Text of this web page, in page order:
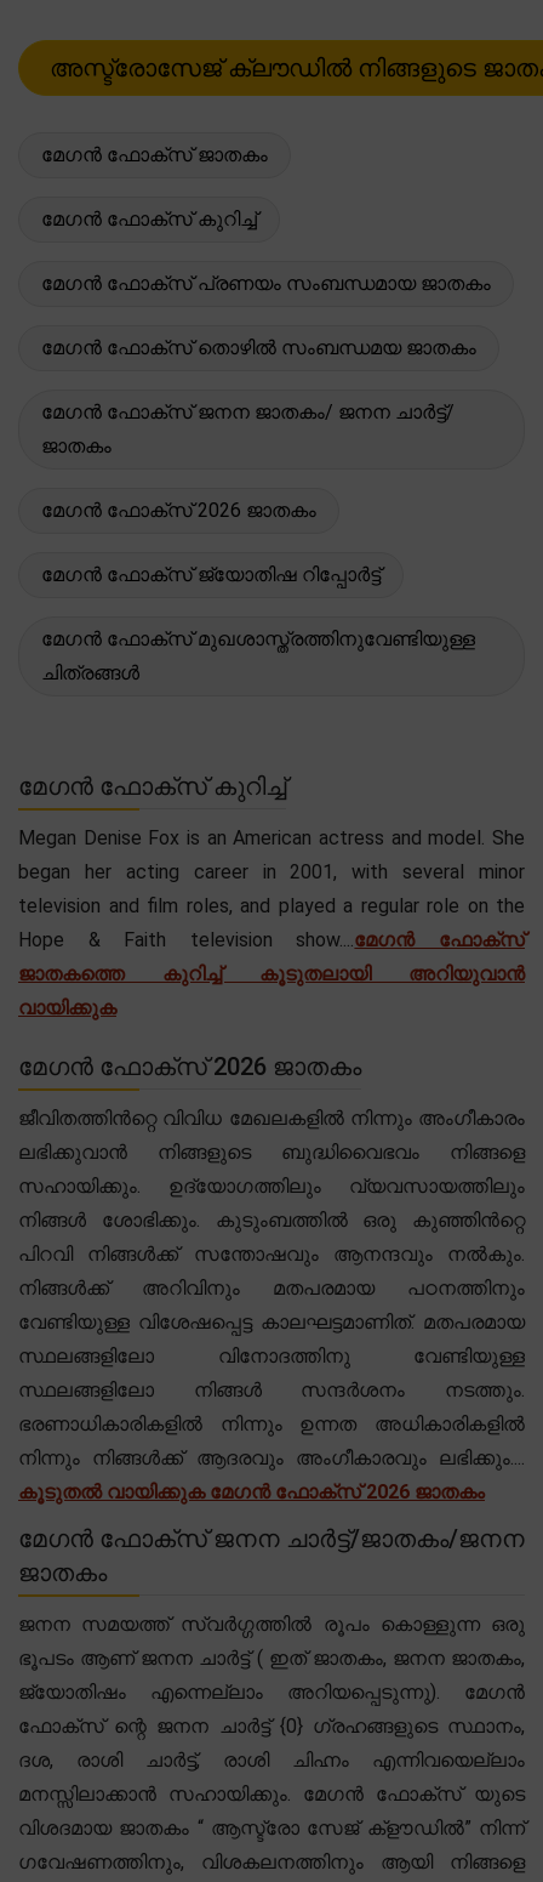
മേഗൻ ഫോക്സ് ജാതകം
മേഗൻ ഫോക്സ് കുറിച്ച്
മേഗൻ ഫോക്സ് പ്രണയം സംബന്ധമായ ജാതകം
മേഗൻ ഫോക്സ് തൊഴിൽ സംബന്ധമയ ജാതകം
മേഗൻ ഫോക്സ് ജനന ജാതകം/ ജനന ചാർട്ട്/
ജാതകം
മേഗൻ ഫോക്സ് 2026 ജാതകം
മേഗൻ ഫോക്സ് ജ്യോതിഷ റിപ്പോർട്ട്
മേഗൻ ഫോക്സ് മുഖശാസ്ത്രത്തിനുവേണ്ടിയുള്ള
ചിത്രങ്ങൾ
മേഗൻ ഫോക്സ് കുറിച്ച്
Megan Denise Fox is an American actress and model. She
began her acting career in 2001, with several minor
television and film roles, and played a regular role on the
Hope & Faith television show....മേഗൻ ഫോക്സ്
ജാതകത്തെ കുറിച്ച് കൂടുതലായി അറിയുവാൻ
വായിക്കുക
മേഗൻ ഫോക്സ് 2026 ജാതകം
ജീവിതത്തിൻറ്റെ വിവിധ മേഖലകളിൽ നിന്നും അംഗീകാരം
ലഭിക്കുവാൻ നിങ്ങളുടെ ബുദ്ധിവൈഭവം നിങ്ങളെ
സഹായിക്കും. ഉദ്യോഗത്തിലും വ്യവസായത്തിലും
നിങ്ങൾ ശോഭിക്കും. കുടുംബത്തിൽ ഒരു കുഞ്ഞിൻറ്റെ
പിറവി നിങ്ങൾക്ക് സന്തോഷവും ആനന്ദവും നൽകും.
നിങ്ങൾക്ക് അറിവിനും മതപരമായ പഠനത്തിനും
വേണ്ടിയുള്ള വിശേഷപ്പെട്ട കാലഘട്ടമാണിത്. മതപരമായ
സ്ഥലങ്ങളിലോ വിനോദത്തിനു വേണ്ടിയുള്ള
സ്ഥലങ്ങളിലോ നിങ്ങൾ സന്ദർശനം നടത്തും.
ഭരണാധികാരികളിൽ നിന്നും ഉന്നത അധികാരികളിൽ
നിന്നും നിങ്ങൾക്ക് ആദരവും അംഗീകാരവും ലഭിക്കും....
കൂടുതൽ വായിക്കുക മേഗൻ ഫോക്സ് 2026 ജാതകം
മേഗൻ ഫോക്സ് ജനന ചാർട്ട്/ജാതകം/ജനന
ജാതകം
ജനന സമയത്ത് സ്വർഗ്ഗത്തിൽ രൂപം കൊള്ളുന്ന ഒരു
ഭൂപടം ആണ് ജനന ചാർട്ട് ( ഇത് ജാതകം, ജനന ജാതകം,
ജ്യോതിഷം എന്നെല്ലാം അറിയപ്പെടുന്നു). മേഗൻ
ഫോക്സ് ന്റെ ജനന ചാർട്ട് {0} ഗ്രഹങ്ങളുടെ സ്ഥാനം,
ദശ, രാശി ചാർട്ട്, രാശി ചിഹ്നം എന്നിവയെല്ലാം
മനസ്സിലാക്കാൻ സഹായിക്കും. മേഗൻ ഫോക്സ് യുടെ
വിശദമായ ജാതകം “ ആസ്ട്രോ സേജ് ക്‌ളൗഡിൽ” നിന്ന്
ഗവേഷണത്തിനും, വിശകലനത്തിനും ആയി നിങ്ങളെ